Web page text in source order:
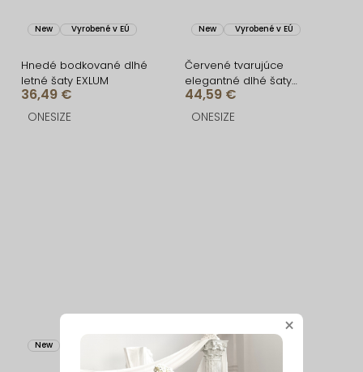
New Vyrobené v EÚ
Hnedé bodkované dlhé
letné šaty EXLUM
36,49 €
ONESIZE
New Vyrobené v EÚ
Červené tvarujúce
elegantné dlhé šaty
UMSEET
44,59 €
ONESIZE
New Vyrobené v EÚ New
×